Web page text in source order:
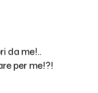
da me!..
per me!?!